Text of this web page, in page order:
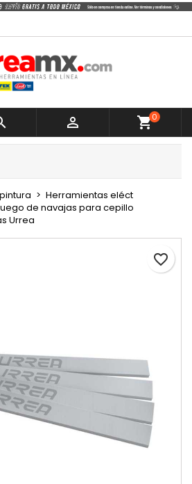
 shopping_cart0
Herramientas eléct
de navajas para cepillo
Urrea
favorite_border
deseos
deseos
Cancelar
para guardar productos en su
Cancelar
Iniciar sesión